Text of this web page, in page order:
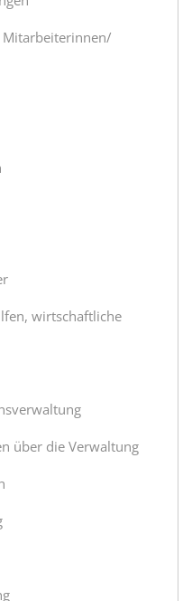
wirtschaftliche
über die Verwaltung